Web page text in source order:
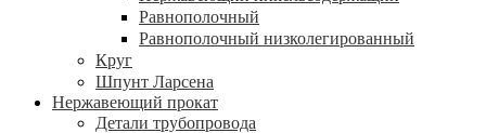
Равнополочный
Равнополочный низколегированный
Круг
Шпунт Ларсена
Нержавеющий прокат
Детали трубопровода